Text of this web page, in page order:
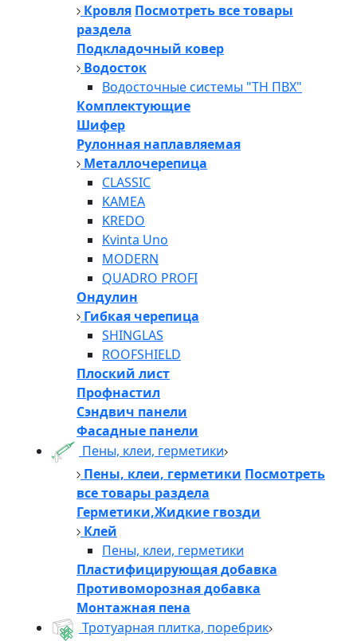
Кровля Посмотреть все товары
раздела
Подкладочный ковер
Водосток
Водосточные системы "ТН ПВХ"
Комплектующие
Шифер
Рулонная наплавляемая
Металлочерепица
CLASSIC
KAMEA
KREDO
Kvinta Uno
MODERN
QUADRO PROFI
Ондулин
Гибкая черепица
SHINGLAS
ROOFSHIELD
Плоский лист
Профнастил
Сэндвич панели
Фасадные панели
Пены, клеи, герметики
Пены, клеи, герметики Посмотреть
все товары раздела
Герметики,Жидкие гвозди
Клей
Пены, клеи, герметики
Пластифицирующая добавка
Противоморозная добавка
Монтажная пена
Тротуарная плитка, поребрик